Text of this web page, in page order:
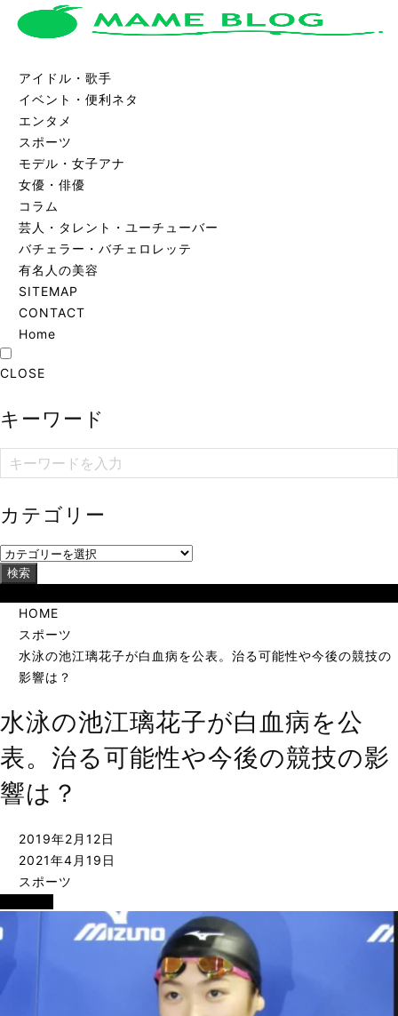
アイドル・歌手
イベント・便利ネタ
エンタメ
スポーツ
モデル・女子アナ
女優・俳優
コラム
芸人・タレント・ユーチューバー
バチェラー・バチェロレッテ
有名人の美容
SITEMAP
CONTACT
Home
CLOSE
キーワード
カテゴリー
検索
HOME
スポーツ
水泳の池江璃花子が白血病を公表。治る可能性や今後の競技の
影響は？
水泳の池江璃花子が白血病を公
表。治る可能性や今後の競技の影
響は？
2019年2月12日
2021年4月19日
スポーツ